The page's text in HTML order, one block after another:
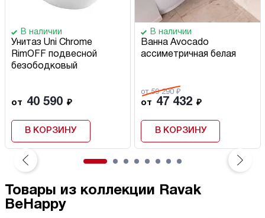
В наличии
Унитаз Uni Chrome
RimOFF подвесной
безободковый
от 40 590 ₽
В КОРЗИНУ
В наличии
Ванна Avocado
ассиметричная белая
от 59 290 ₽
от 47 432 ₽
В КОРЗИНУ
Товары из коллекции Ravak
BeHappy